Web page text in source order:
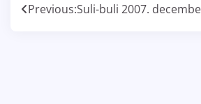
Bejegyzés
Previous:Suli-buli 2007.